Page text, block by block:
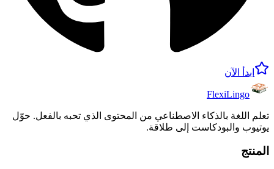
ابدأ الآن
FlexiLingo
تعلم اللغة بالذكاء الاصطناعي من المحتوى الذي تحبه بالفعل. حوّل
يوتيوب والبودكاست إلى طلاقة.
المنتج